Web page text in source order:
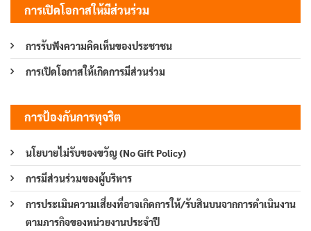
การเปิดโอกาสให้มีส่วนร่วม
การรับฟังความคิดเห็นของประชาชน
การเปิดโอกาสให้เกิดการมีส่วนร่วม
การป้องกันการทุจริต
นโยบายไม่รับของขวัญ (No Gift Policy)
การมีส่วนร่วมของผู้บริหาร
การประเมินความเสี่ยงที่อาจเกิดการให้/รับสินบนจากการดำเนินงาน
ตามภารกิจของหน่วยงานประจำปี